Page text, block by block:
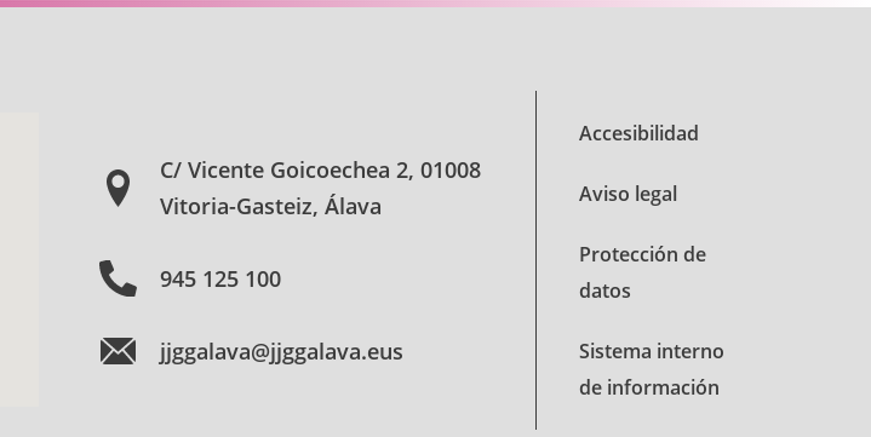
C/ Vicente Goicoechea 2, 01008
Vitoria-Gasteiz, Álava
945 125 100
jjggalava@jjggalava.eus
Accesibilidad
Aviso legal
Protección de
datos
Sistema interno
de información